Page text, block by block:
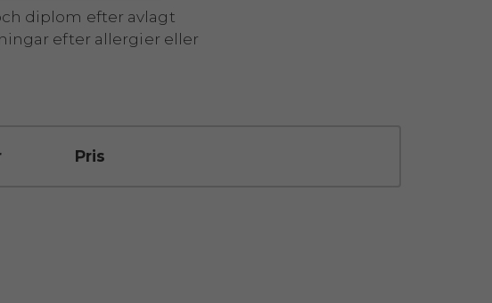
diplom efter avlagt
efter allergier eller
Pris